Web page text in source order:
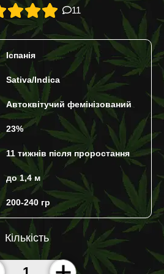
11
Іспанія
Sativa/Indica
Автоквітучий фемінізований
23%
11 тижнів після проростання
до 1,4 м
200-240 гр
Кількість